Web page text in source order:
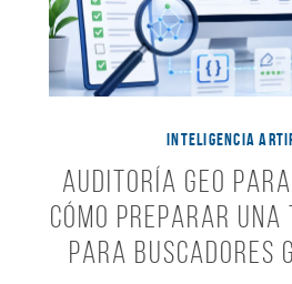
INTELIGENCIA
Auditoría GEO
cómo preparar
para buscadores